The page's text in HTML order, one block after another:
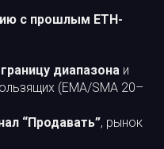
с прошлым ETH-
диапазона и
(EMA/SMA 20–
“Продавать”, рынок